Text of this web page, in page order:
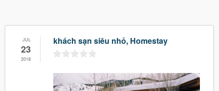
JUL
23
2018
khách sạn siêu nhỏ, Homestay